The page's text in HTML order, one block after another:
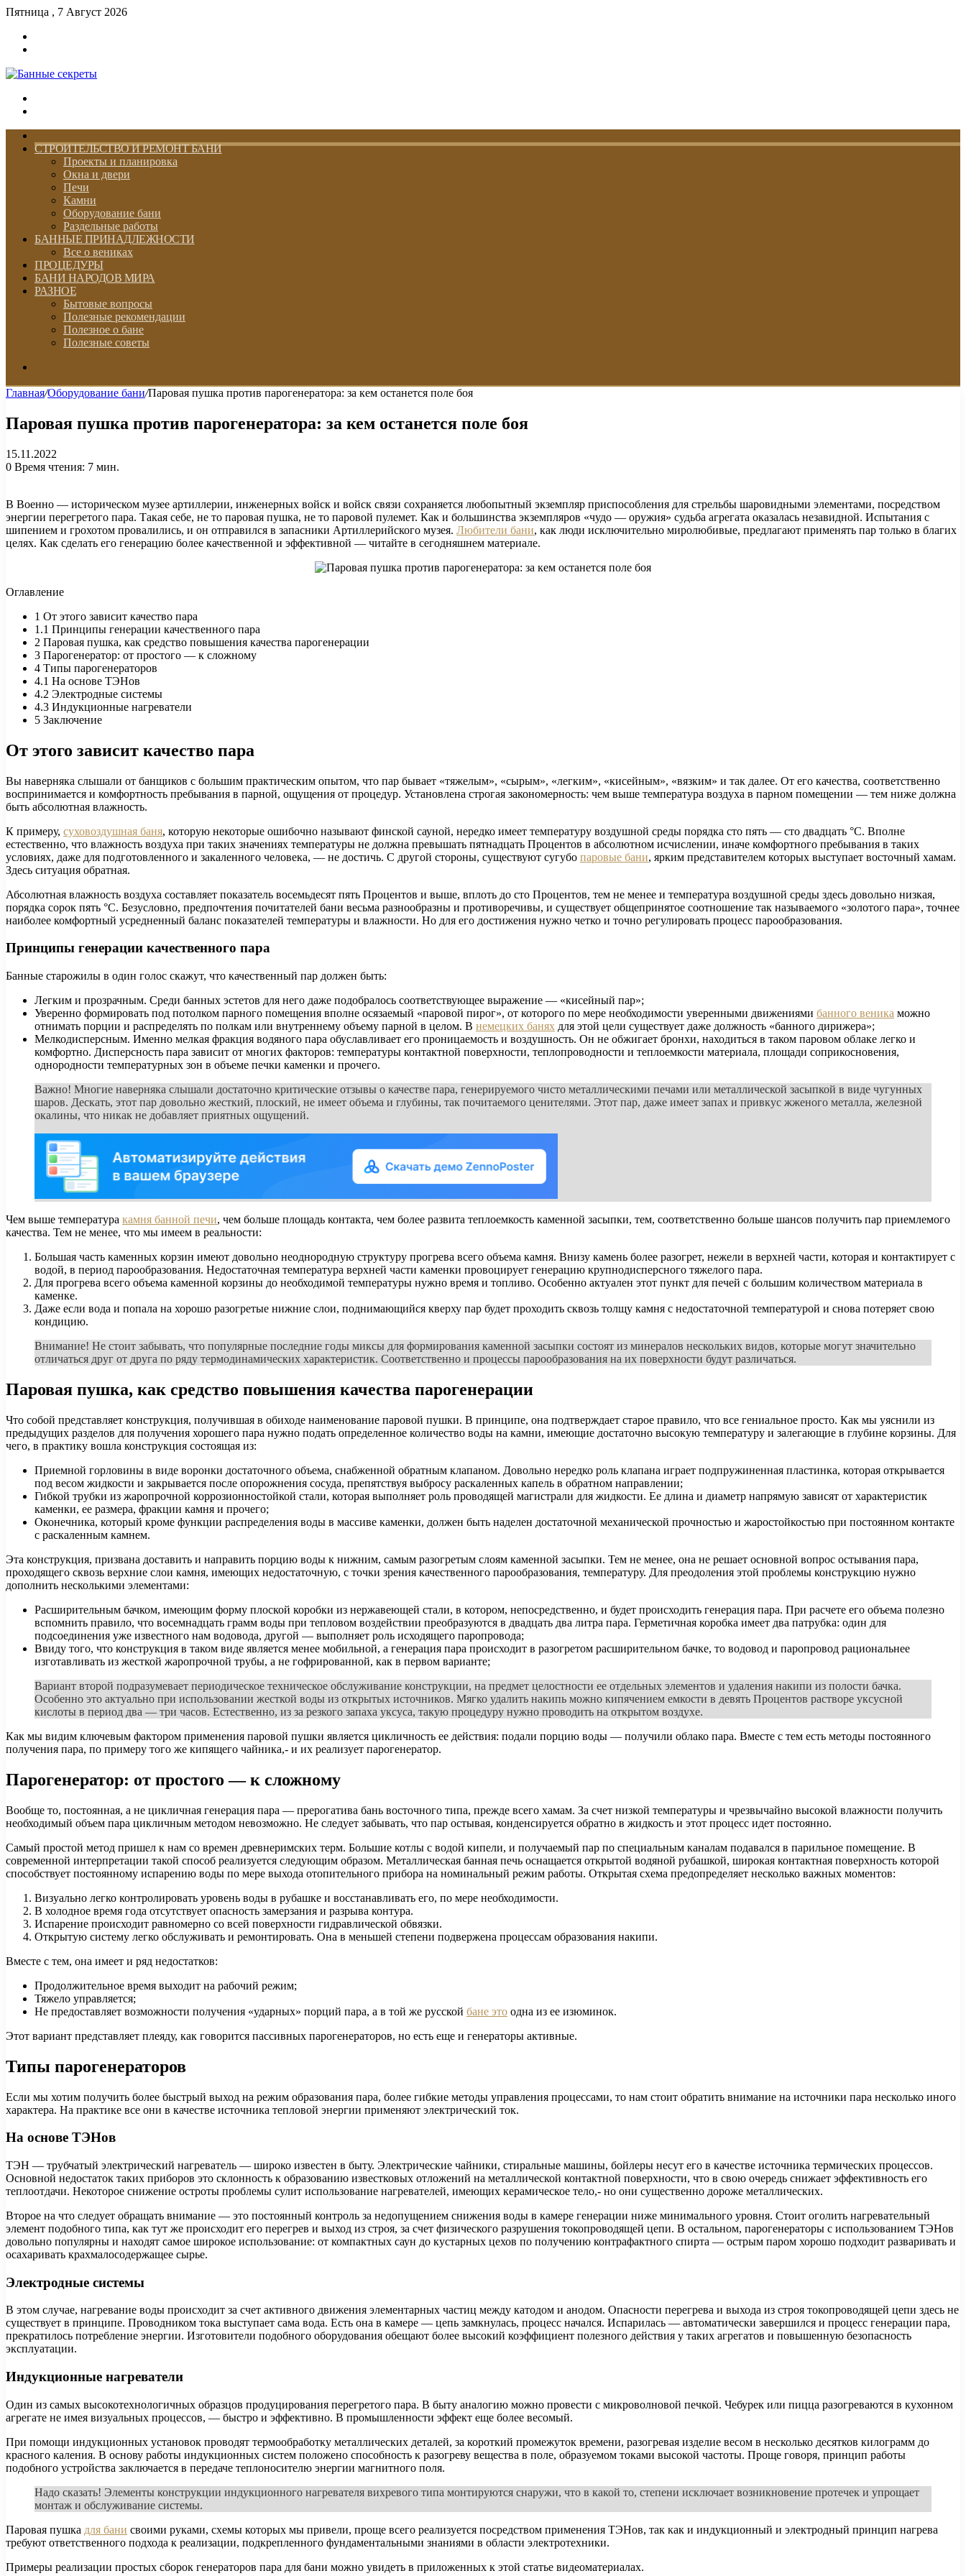
Пятница , 7 Август 2026
СТРОИТЕЛЬСТВО И РЕМОНТ БАНИ
Проекты и планировка
Окна и двери
Печи
Камни
Оборудование бани
Раздельные работы
БАННЫЕ ПРИНАДЛЕЖНОСТИ
Все о вениках
ПРОЦЕДУРЫ
БАНИ НАРОДОВ МИРА
РАЗНОЕ
Бытовые вопросы
Полезные рекомендации
Полезное о бане
Полезные советы
Главная/Оборудование бани/Паровая пушка против парогенератора: за кем останется поле боя
Паровая пушка против парогенератора: за кем останется поле боя
15.11.2022
0 Время чтения: 7 мин.
В Военно — историческом музее артиллерии, инженерных войск и войск связи сохраняется любопытный экземпляр приспособления для стрельбы шаровидными элементами, посредством
энергии перегретого пара. Такая себе, не то паровая пушка, не то паровой пулемет. Как и большинства экземпляров «чудо — оружия» судьба агрегата оказалась незавидной. Испытания с
шипением и грохотом провалились, и он отправился в запасники Артиллерийского музея. Любители бани, как люди исключительно миролюбивые, предлагают применять пар только в благих
целях. Как сделать его генерацию более качественной и эффективной — читайте в сегодняшнем материале.
Оглавление
1 От этого зависит качество пара
1.1 Принципы генерации качественного пара
2 Паровая пушка, как средство повышения качества парогенерации
3 Парогенератор: от простого — к сложному
4 Типы парогенераторов
4.1 На основе ТЭНов
4.2 Электродные системы
4.3 Индукционные нагреватели
5 Заключение
От этого зависит качество пара
Вы наверняка слышали от банщиков с большим практическим опытом, что пар бывает «тяжелым», «сырым», «легким», «кисейным», «вязким» и так далее. От его качества, соответственно
воспринимается и комфортность пребывания в парной, ощущения от процедур. Установлена строгая закономерность: чем выше температура воздуха в парном помещении — тем ниже должна
быть абсолютная влажность.
К примеру, суховоздушная баня, которую некоторые ошибочно называют финской сауной, нередко имеет температуру воздушной среды порядка сто пять — сто двадцать °C. Вполне
естественно, что влажность воздуха при таких значениях температуры не должна превышать пятнадцать Процентов в абсолютном исчислении, иначе комфортного пребывания в таких
условиях, даже для подготовленного и закаленного человека, — не достичь. С другой стороны, существуют сугубо паровые бани, ярким представителем которых выступает восточный хамам.
Здесь ситуация обратная.
Абсолютная влажность воздуха составляет показатель восемьдесят пять Процентов и выше, вплоть до сто Процентов, тем не менее и температура воздушной среды здесь довольно низкая,
порядка сорок пять °C. Безусловно, предпочтения почитателей бани весьма разнообразны и противоречивы, и существует общепринятое соотношение так называемого «золотого пара», точнее
наиболее комфортный усредненный баланс показателей температуры и влажности. Но для его достижения нужно четко и точно регулировать процесс парообразования.
Принципы генерации качественного пара
Банные старожилы в один голос скажут, что качественный пар должен быть:
Легким и прозрачным. Среди банных эстетов для него даже подобралось соответствующее выражение — «кисейный пар»;
Уверенно формировать под потолком парного помещения вполне осязаемый «паровой пирог», от которого по мере необходимости уверенными движениями банного веника можно
отнимать порции и распределять по полкам или внутреннему объему парной в целом. В немецких банях для этой цели существует даже должность «банного дирижера»;
Мелкодисперсным. Именно мелкая фракция водяного пара обуславливает его проницаемость и воздушность. Он не обжигает бронхи, находиться в таком паровом облаке легко и
комфортно. Дисперсность пара зависит от многих факторов: температуры контактной поверхности, теплопроводности и теплоемкости материала, площади соприкосновения,
однородности температурных зон в объеме печки каменки и прочего.
Важно! Многие наверняка слышали достаточно критические отзывы о качестве пара, генерируемого чисто металлическими печами или металлической засыпкой в виде чугунных
шаров. Дескать, этот пар довольно жесткий, плоский, не имеет объема и глубины, так почитаемого ценителями. Этот пар, даже имеет запах и привкус жженого металла, железной
окалины, что никак не добавляет приятных ощущений.
Чем выше температура камня банной печи, чем больше площадь контакта, чем более развита теплоемкость каменной засыпки, тем, соответственно больше шансов получить пар приемлемого
качества. Тем не менее, что мы имеем в реальности:
Большая часть каменных корзин имеют довольно неоднородную структуру прогрева всего объема камня. Внизу камень более разогрет, нежели в верхней части, которая и контактирует с
водой, в период парообразования. Недостаточная температура верхней части каменки провоцирует генерацию крупнодисперсного тяжелого пара.
Для прогрева всего объема каменной корзины до необходимой температуры нужно время и топливо. Особенно актуален этот пункт для печей с большим количеством материала в
каменке.
Даже если вода и попала на хорошо разогретые нижние слои, поднимающийся кверху пар будет проходить сквозь толщу камня с недостаточной температурой и снова потеряет свою
кондицию.
Внимание! Не стоит забывать, что популярные последние годы миксы для формирования каменной засыпки состоят из минералов нескольких видов, которые могут значительно
отличаться друг от друга по ряду термодинамических характеристик. Соответственно и процессы парообразования на их поверхности будут различаться.
Паровая пушка, как средство повышения качества парогенерации
Что собой представляет конструкция, получившая в обиходе наименование паровой пушки. В принципе, она подтверждает старое правило, что все гениальное просто. Как мы уяснили из
предыдущих разделов для получения хорошего пара нужно подать определенное количество воды на камни, имеющие достаточно высокую температуру и залегающие в глубине корзины. Для
чего, в практику вошла конструкция состоящая из:
Приемной горловины в виде воронки достаточного объема, снабженной обратным клапаном. Довольно нередко роль клапана играет подпружиненная пластинка, которая открывается
под весом жидкости и закрывается после опорожнения сосуда, препятствуя выбросу раскаленных капель в обратном направлении;
Гибкой трубки из жаропрочной коррозионностойкой стали, которая выполняет роль проводящей магистрали для жидкости. Ее длина и диаметр напрямую зависят от характеристик
каменки, ее размера, фракции камня и прочего;
Оконечника, который кроме функции распределения воды в массиве каменки, должен быть наделен достаточной механической прочностью и жаростойкостью при постоянном контакте
с раскаленным камнем.
Эта конструкция, призвана доставить и направить порцию воды к нижним, самым разогретым слоям каменной засыпки. Тем не менее, она не решает основной вопрос остывания пара,
проходящего сквозь верхние слои камня, имеющих недостаточную, с точки зрения качественного парообразования, температуру. Для преодоления этой проблемы конструкцию нужно
дополнить несколькими элементами:
Расширительным бачком, имеющим форму плоской коробки из нержавеющей стали, в котором, непосредственно, и будет происходить генерация пара. При расчете его объема полезно
вспомнить правило, что восемнадцать грамм воды при тепловом воздействии преобразуются в двадцать два литра пара. Герметичная коробка имеет два патрубка: один для
подсоединения уже известного нам водовода, другой — выполняет роль исходящего паропровода;
Ввиду того, что конструкция в таком виде является менее мобильной, а генерация пара происходит в разогретом расширительном бачке, то водовод и паропровод рациональнее
изготавливать из жесткой жаропрочной трубы, а не гофрированной, как в первом варианте;
Вариант второй подразумевает периодическое техническое обслуживание конструкции, на предмет целостности ее отдельных элементов и удаления накипи из полости бачка.
Особенно это актуально при использовании жесткой воды из открытых источников. Мягко удалить накипь можно кипячением емкости в девять Процентов растворе уксусной
кислоты в период два — три часов. Естественно, из за резкого запаха уксуса, такую процедуру нужно проводить на открытом воздухе.
Как мы видим ключевым фактором применения паровой пушки является цикличность ее действия: подали порцию воды — получили облако пара. Вместе с тем есть методы постоянного
получения пара, по примеру того же кипящего чайника,- и их реализует парогенератор.
Парогенератор: от простого — к сложному
Вообще то, постоянная, а не цикличная генерация пара — прерогатива бань восточного типа, прежде всего хамам. За счет низкой температуры и чрезвычайно высокой влажности получить
необходимый объем пара цикличным методом невозможно. Не следует забывать, что пар остывая, конденсируется обратно в жидкость и этот процесс идет постоянно.
Самый простой метод пришел к нам со времен древнеримских терм. Большие котлы с водой кипели, и получаемый пар по специальным каналам подавался в парильное помещение. В
современной интерпретации такой способ реализуется следующим образом. Металлическая банная печь оснащается открытой водяной рубашкой, широкая контактная поверхность которой
способствует постоянному испарению воды по мере выхода отопительного прибора на номинальный режим работы. Открытая схема предопределяет несколько важных моментов:
Визуально легко контролировать уровень воды в рубашке и восстанавливать его, по мере необходимости.
В холодное время года отсутствует опасность замерзания и разрыва контура.
Испарение происходит равномерно со всей поверхности гидравлической обвязки.
Открытую систему легко обслуживать и ремонтировать. Она в меньшей степени подвержена процессам образования накипи.
Вместе с тем, она имеет и ряд недостатков:
Продолжительное время выходит на рабочий режим;
Тяжело управляется;
Не предоставляет возможности получения «ударных» порций пара, а в той же русской бане это одна из ее изюминок.
Этот вариант представляет плеяду, как говорится пассивных парогенераторов, но есть еще и генераторы активные.
Типы парогенераторов
Если мы хотим получить более быстрый выход на режим образования пара, более гибкие методы управления процессами, то нам стоит обратить внимание на источники пара несколько иного
характера. На практике все они в качестве источника тепловой энергии применяют электрический ток.
На основе ТЭНов
ТЭН — трубчатый электрический нагреватель — широко известен в быту. Электрические чайники, стиральные машины, бойлеры несут его в качестве источника термических процессов.
Основной недостаток таких приборов это склонность к образованию известковых отложений на металлической контактной поверхности, что в свою очередь снижает эффективность его
теплоотдачи. Некоторое снижение остроты проблемы сулит использование нагревателей, имеющих керамическое тело,- но они существенно дороже металлических.
Второе на что следует обращать внимание — это постоянный контроль за недопущением снижения воды в камере генерации ниже минимального уровня. Стоит оголить нагревательный
элемент подобного типа, как тут же происходит его перегрев и выход из строя, за счет физического разрушения токопроводящей цепи. В остальном, парогенераторы с использованием ТЭНов
довольно популярны и находят самое широкое использование: от компактных саун до кустарных цехов по получению контрафактного спирта — острым паром хорошо подходит разваривать и
осахаривать крахмалосодержащее сырье.
Электродные системы
В этом случае, нагревание воды происходит за счет активного движения элементарных частиц между катодом и анодом. Опасности перегрева и выхода из строя токопроводящей цепи здесь не
существует в принципе. Проводником тока выступает сама вода. Есть она в камере — цепь замкнулась, процесс начался. Испарилась — автоматически завершился и процесс генерации пара,
прекратилось потребление энергии. Изготовители подобного оборудования обещают более высокий коэффициент полезного действия у таких агрегатов и повышенную безопасность
эксплуатации.
Индукционные нагреватели
Один из самых высокотехнологичных образцов продуцирования перегретого пара. В быту аналогию можно провести с микроволновой печкой. Чебурек или пицца разогреваются в кухонном
агрегате не имея визуальных процессов, — быстро и эффективно. В промышленности эффект еще более весомый.
При помощи индукционных установок проводят термообработку металлических деталей, за короткий промежуток времени, разогревая изделие весом в несколько десятков килограмм до
красного каления. В основу работы индукционных систем положено способность к разогреву вещества в поле, образуемом токами высокой частоты. Проще говоря, принцип работы
подобного устройства заключается в передаче теплоносителю энергии магнитного поля.
Надо сказать! Элементы конструкции индукционного нагревателя вихревого типа монтируются снаружи, что в какой то, степени исключает возникновение протечек и упрощает
монтаж и обслуживание системы.
Паровая пушка для бани своими руками, схемы которых мы привели, проще всего реализуется посредством применения ТЭНов, так как и индукционный и электродный принцип нагрева
требуют ответственного подхода к реализации, подкрепленного фундаментальными знаниями в области электротехники.
Примеры реализации простых сборок генераторов пара для бани можно увидеть в приложенных к этой статье видеоматериалах.